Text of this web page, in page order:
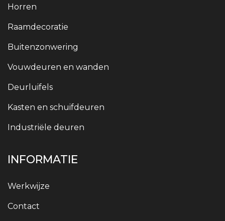
Horren
Raamdecoratie
Buitenzonwering
Vouwdeuren en wanden
Deurluifels
Kasten en schuifdeuren
Industriële deuren
INFORMATIE
Werkwijze
Contact